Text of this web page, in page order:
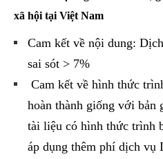
xã hội tại Việt Nam
Cam kết về nội dung:
sai sót > 7%
Cam kết về hình thức
hoàn thành giống với
tài liệu có hình thức trình
áp dụng thêm phí dịch vụ